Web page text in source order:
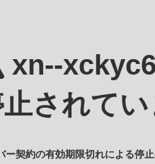
xn--
されてい
ー契約の有効期限切れによる停